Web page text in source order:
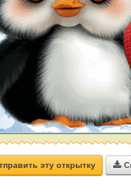
эту открытку 